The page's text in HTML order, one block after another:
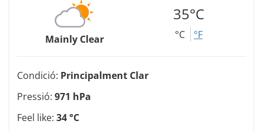
Mainly Clear
35°C
°C °F
Condició: Principalment Clar
Pressió: 971 hPa
Feel like: 34 °C